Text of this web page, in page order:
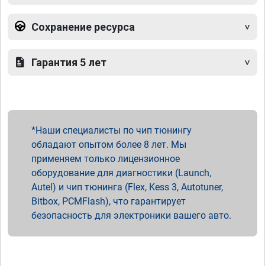
Сохранение ресурса
Гарантия 5 лет
Наши специалисты по чип тюнингу
обладают опытом более 8 лет. Мы
применяем только лицензионное
оборудование для диагностики (Launch,
Autel) и чип тюнинга (Flex, Kess 3, Autotuner,
Bitbox, PCMFlash), что гарантирует
безопасность для электроники вашего авто.